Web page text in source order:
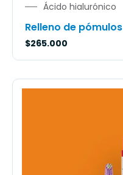
Ácido hialurónico
Relleno de pómulos
$265.000